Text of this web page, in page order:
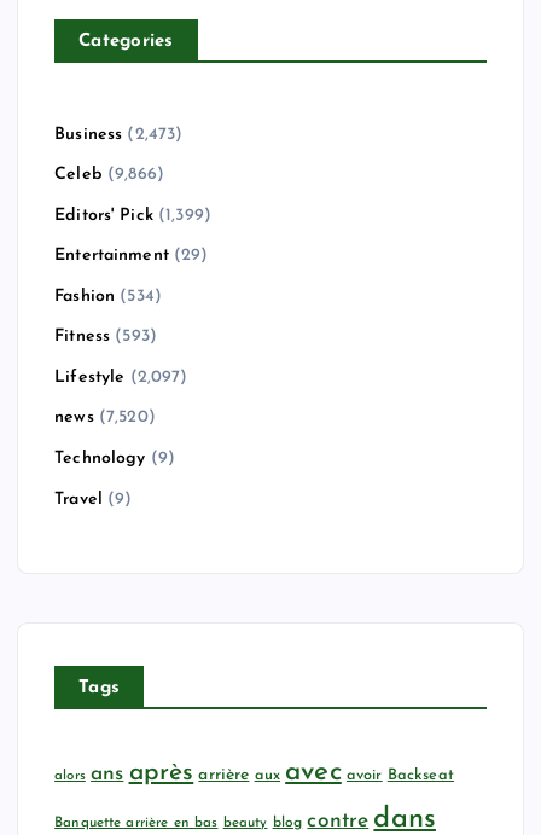
Categories
Business (2,473)
Celeb (9,866)
Editors' Pick(1,399)
Entertainment(29)
Fashion (534)
Fitness (593)
Lifestyle (2,097)
news(7,520)
Technology (9)
Travel (9)
Tags
alors ans après arrière aux avec avoir Backseat
Banquette arrière en bas beauty blog contre dans